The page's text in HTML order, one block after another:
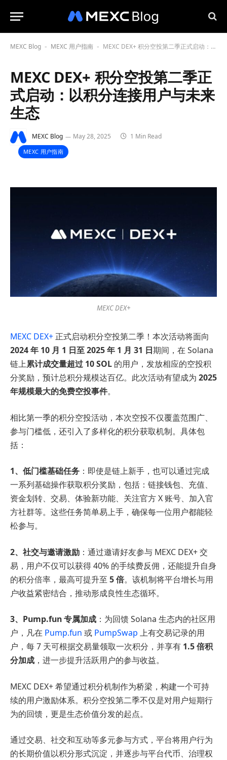
MEXC Blog - MEXC 用户指南 - MEXC DEX+ 积分空投第二季正式启动：以积分连接用户与未来生态
MEXC DEX+ 积分空投第二季正
式启动：以积分连接用户与未来
生态
MEXC Blog May 28, 2025 1 Min Read
MEXC 用户指南
MEXC DEX+
MEXC DEX+ 正式启动积分空投第二季！本次活动将面向
2024 年 10 月 1 日至 2025 年 1 月 31 日期间，在 Solana
链上累计成交量超过 10 SOL 的用户，发放相应的空投积
分奖励，预计总积分规模达百亿。此次活动有望成为 2025
年规模最大的免费空投事件。
相比第一季的积分空投活动，本次空投不仅覆盖范围广、
参与门槛低，还引入了多样化的积分获取机制。具体包
括：
1、低门槛基础任务 ：即使是链上新手，也可以通过完成
一系列基础操作获取积分奖励，包括：链接钱包、充值、
资金划转、交易、体验新功能、关注官方 X 账号、加入官
方社群等。这些任务简单易上手，确保每一位用户都能轻
松参与。
2、社交与邀请激励 ：通过邀请好友参与 MEXC DEX+ 交
易，用户不仅可以获得 40% 的手续费反佣，还能提升自身
的积分倍率，最高可提升至 5 倍。该机制将平台增长与用
户收益紧密结合，推动形成良性生态循环。
3、Pump.fun 专属加成 ：为回馈 Solana 生态内的社区用
户，凡在 Pump.fun 或 PumpSwap 上有交易记录的用
户，每 7 天可根据交易量领取一次积分，并享有 1.5 倍积
分加成 ，进一步提升活跃用户的参与收益。
MEXC DEX+ 希望通过积分机制作为桥梁，构建一个可持
续的用户激励体系。积分空投第二季不仅是对用户短期行
为的回馈，更是生态价值分发的起点。
通过交易、社交和互动等多元参与方式，平台将用户行为
的长期价值以积分形式沉淀，并逐步与平台代币、治理权